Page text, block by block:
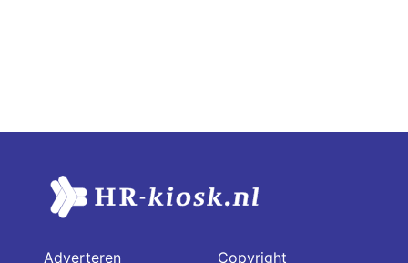
Adverteren Copyright